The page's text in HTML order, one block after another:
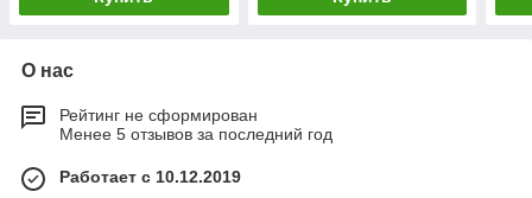
О нас
Рейтинг не сформирован
Менее 5 отзывов за последний год
Работает с 10.12.2019